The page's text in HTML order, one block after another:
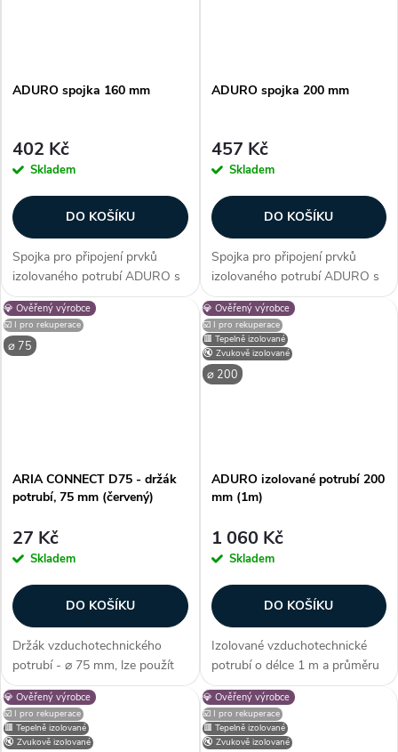
ADURO spojka 160 mm
402 Kč
Skladem
DO KOŠÍKU
Spojka pro připojení prvků
izolovaného potrubí ADURO s
vnitřním průměrem 160 mm.
Na obou stranách je spojka
opatřena těsněním. Díky využití
technologie OneClick známé
ADURO spojka 200 mm
457 Kč
Skladem
DO KOŠÍKU
Spojka pro připojení prvků
izolovaného potrubí ADURO s
vnitřním průměrem 200 mm.
Na obou stranách je spojka
opatřena těsněním. Díky využití
technologie OneClick známé
ze...
💎 Ověřený výrobce
⌀ 75
☑️ I pro rekuperace
ARIA CONNECT D75 - držák
potrubí, 75 mm (červený)
27 Kč
Skladem
DO KOŠÍKU
Držák vzduchotechnického
potrubí - ⌀ 75 mm, lze použít
pro potrubí ADURO, šetrné k
potrubí, snadná montáž na
stěnu/strop, plast, jednoduchý
spoj, červená barva, instalace
💎 Ověřený výrobce
⌀ 200
🟥 Tepelně izolované
🔇 Zvukově izolované
☑️ I pro rekuperace
ADURO izolované potrubí 200
mm (1m)
1 060 Kč
Skladem
DO KOŠÍKU
Izolované vzduchotechnické
potrubí o délce 1 m a průměru
200 mm se používá k distribuci
většího množství vzduchu jak
mezi rekuperační jednotkou a
sáním/výstupem, tak i mezi...
💎 Ověřený výrobce
🟥 Tepelně izolované
🔇 Zvukově izolované
☑️ I pro rekuperace
💎 Ověřený výrobce
🟥 Tepelně izolované
🔇 Zvukově izolované
☑️ I pro rekuperace